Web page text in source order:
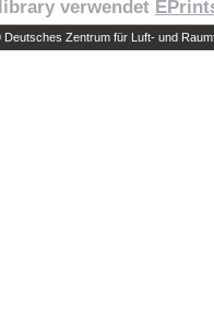
verwendet
Zentrum für Luft- und